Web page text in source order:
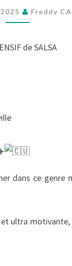
INTENSIF
DE
🕺
2025 Freddy
de SALSA
dans ce genre
ultra